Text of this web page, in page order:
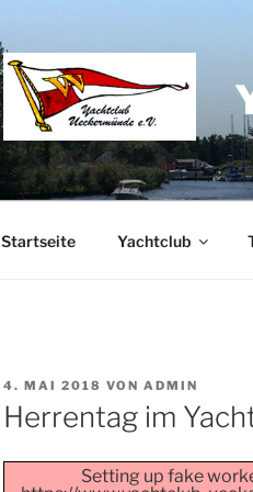
Startseite Yachtclub
VERÖFFENTLICHT
AM
4. MAI 2018 VON ADMIN
Herrentag im
Setting up fake